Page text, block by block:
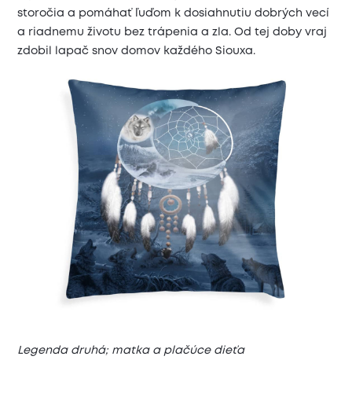
storočia a pomáhať ľuďom k dosiahnutiu dobrých vecí
a riadnemu životu bez trápenia a zla. Od tej doby vraj
zdobil lapač snov domov každého Siouxa.
Legenda druhá; matka a plačúce dieťa